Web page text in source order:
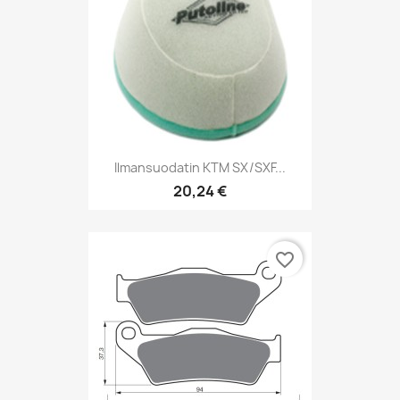
Ilmansuodatin KTM SX/SXF...
20,24 €
favorite_border